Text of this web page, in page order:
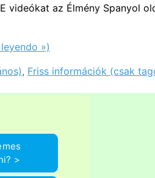
videókat az Élmény Spanyol
»)
, Friss információk (csak
>